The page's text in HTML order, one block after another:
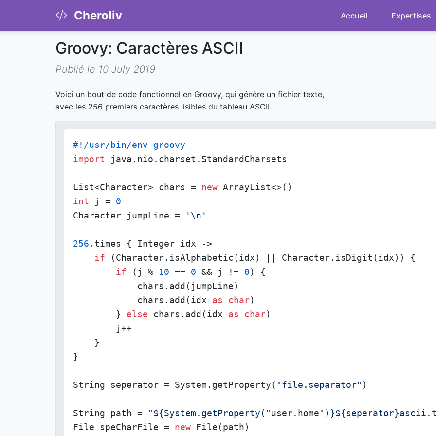
Cheroliv Accueil Expertises
Groovy: Caractères ASCII
Publié le 10 July 2019
Voici un bout de code fonctionnel en Groovy, qui génère un fichier texte,
avec les 256 premiers caractères lisibles du tableau ASCII
#!/usr/bin/env groovy
import java.nio.charset.StandardCharsets
List<Character> chars = new
int j = 0
Character jumpLine =
'\n'
256. times { Integer idx ->
if (Character.isAlphabetic(idx) || Character.isDigit(idx)) {
if (j % 10 == 0 && j != 0 ) {
            chars.add(jumpLine)
            chars.add(idx
as char)
        }
else chars.add(idx as char)
        j++
    }
}
String seperator = System.getProperty( "file.separator" )
String path = "${System.getProperty(" user.home
File speCharFile = new File(path)